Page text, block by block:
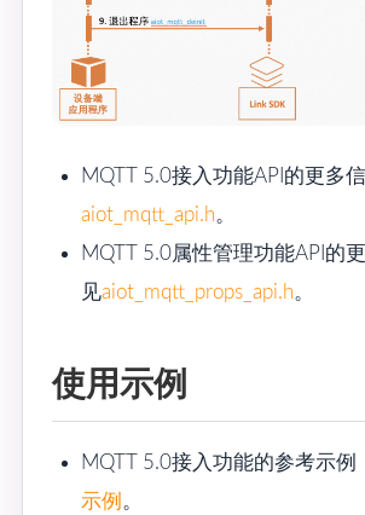
MQTT 5.0接入功能API的更多
aiot_mqtt_api.h。
MQTT 5.0属性管理功能API的
见aiot_mqtt_props_api.h。
使用示例
MQTT 5.0接入功能的参考示例
示例 。